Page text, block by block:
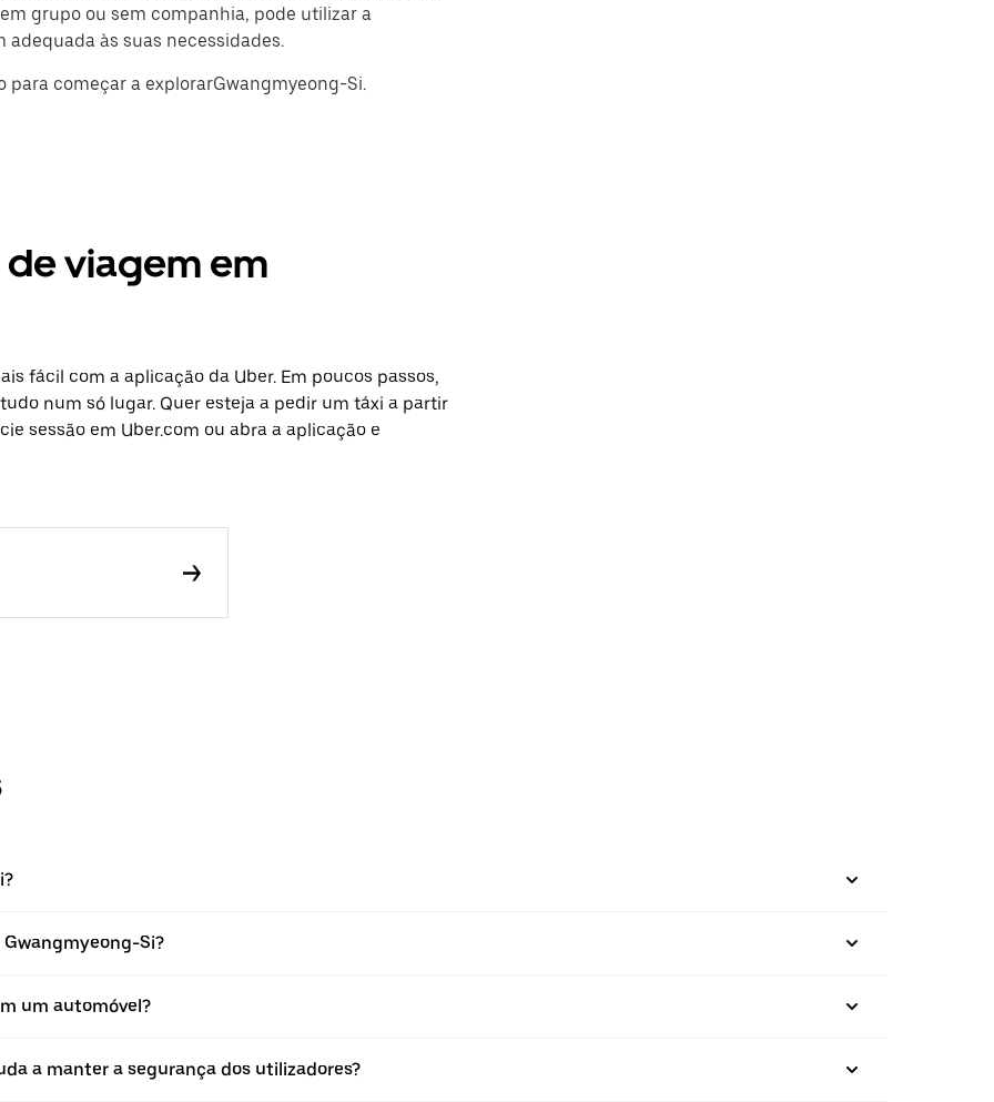
grupo ou sem companhia, pode utilizar a
às suas necessidades.
começar a explorarGwangmyeong-Si.
viagem em
fácil com a aplicação da Uber. Em poucos passos,
num só lugar. Quer esteja a pedir um táxi a partir
sessão em Uber.com ou abra a aplicação e
Si?
um automóvel?
a manter a segurança dos utilizadores?